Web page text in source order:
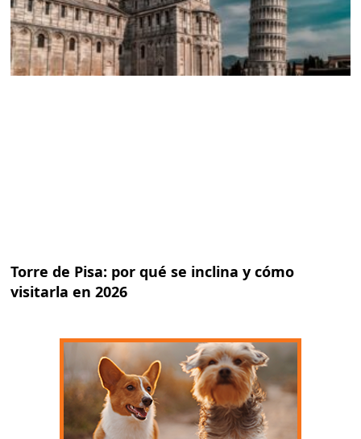
Torre de Pisa: por qué se inclina y cómo
visitarla en 2026